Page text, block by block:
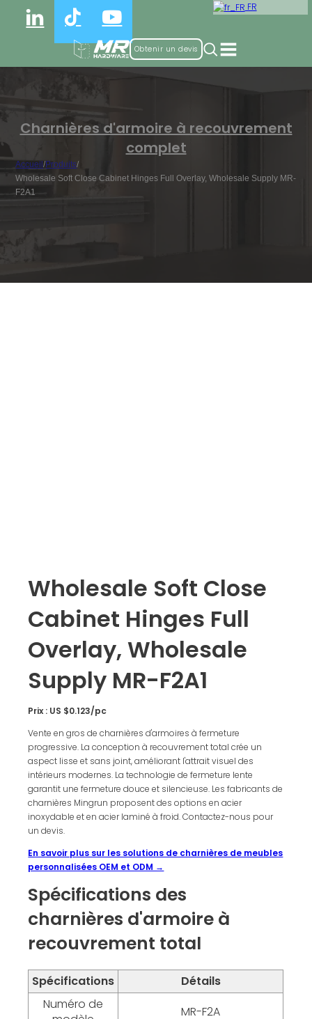
FR
Obtenir un devis
Charnières d'armoire à recouvrement
complet
Accueil/Produits/
Wholesale Soft Close Cabinet Hinges Full Overlay, Wholesale Supply MR-
F2A1
Wholesale Soft Close
Cabinet Hinges Full
Overlay, Wholesale
Supply MR-F2A1
Prix : US $0.123/pc
Vente en gros de charnières d'armoires à fermeture
progressive. La conception à recouvrement total crée un
aspect lisse et sans joint, améliorant l'attrait visuel des
intérieurs modernes. La technologie de fermeture lente
garantit une fermeture douce et silencieuse. Les fabricants de
charnières Mingrun proposent des options en acier
inoxydable et en acier laminé à froid. Contactez-nous pour
un devis.
En savoir plus sur les solutions de charnières de meubles
personnalisées OEM et ODM →
Spécifications des
charnières d'armoire à
recouvrement total
Spécifications
Détails
Numéro de
MR-F2A